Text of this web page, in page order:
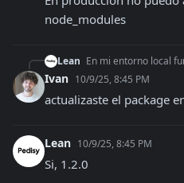
node_modules
Lean En mi entorno local funciona bien, en
Ivan 10/9/25, 8:45 PM
actualizaste el package
Lean 10/9/25, 8:45 PM
Si, 1.2.0